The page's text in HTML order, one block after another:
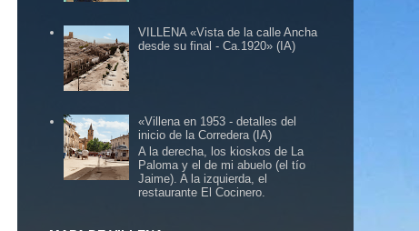
VILLENA «Vista de la calle Ancha
desde su final - Ca.1920» (IA)
«Villena en 1953 - detalles del
inicio de la Corredera (IA)
A la derecha, los kioskos de La
Paloma y el de mi abuelo (el tío
Jaime). A la izquierda, el
restaurante El Cocinero.